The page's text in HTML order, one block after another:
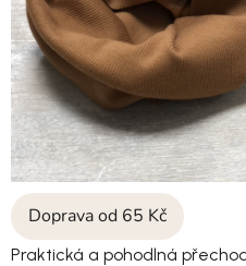
Doprava od 65 Kč
Praktická a pohodlná